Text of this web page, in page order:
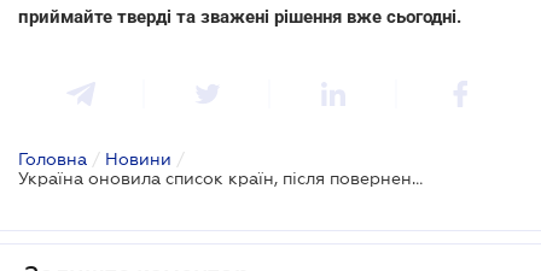
приймайте тверді та зважені рішення вже сьогодні.
Головна / Новини /
Україна оновила список країн, після повернення з яких не потрібна обсервація